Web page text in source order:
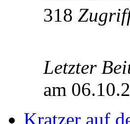
318
Letzter
am
Kratzer auf